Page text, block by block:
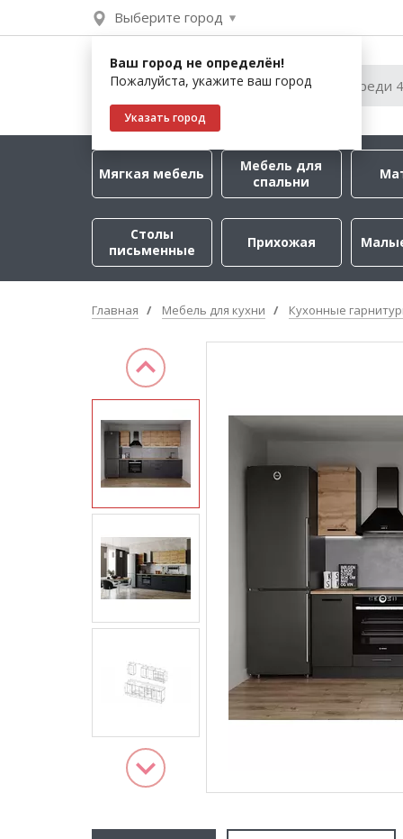
Выберите город
Ваш город не определён!
Пожалуйста, укажите ваш город
Указать город
Мягкая мебель
Мебель для
спальни
Столы
письменные
Прихожая
Главная Мебель для кухни Кухонные